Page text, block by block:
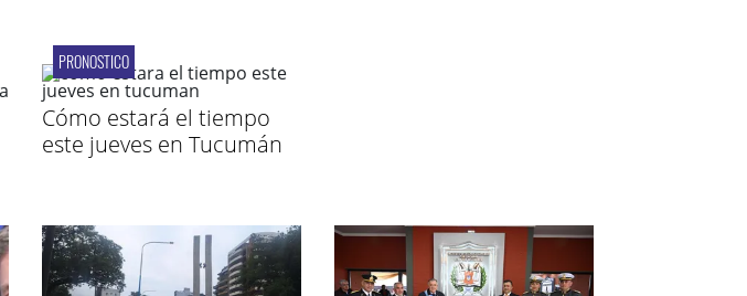
PRONOSTICO
Cómo estará el tiempo
este jueves en Tucumán